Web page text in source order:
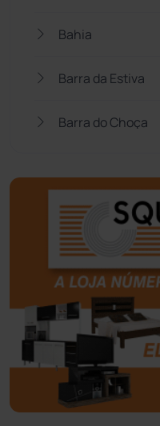
Bahia
Barra da Estiva
Barra do Choça
Bom Jesus da Lapa
Boquira
Botuporã
Brasil
Brumado